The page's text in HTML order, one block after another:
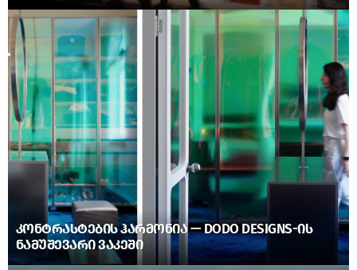
ᲙᲝᲜᲢᲠᲐᲡᲢᲔᲑᲘᲡ ᲰᲐᲠᲛᲝᲜᲘᲐ — DODO DESIGNS-ᲘᲡ
ᲜᲐᲛᲣᲨᲔᲕᲐᲠᲘ ᲕᲐᲙᲔᲨᲘ